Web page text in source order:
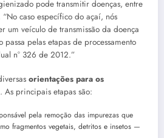
pode transmitir doenças, entre
caso específico do açaí, nós
um veículo de transmissão da doença
pelas etapas de processamento
n° 326 de 2012.”
orientações para os
. As principais etapas são:
pela remoção das impurezas que
fragmentos vegetais, detritos e insetos —